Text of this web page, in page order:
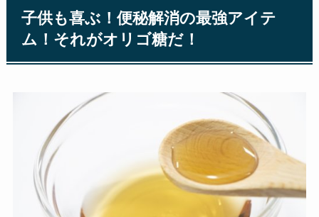
子供も喜ぶ！便秘解消の最強アイテ
ム！それがオリゴ糖だ！